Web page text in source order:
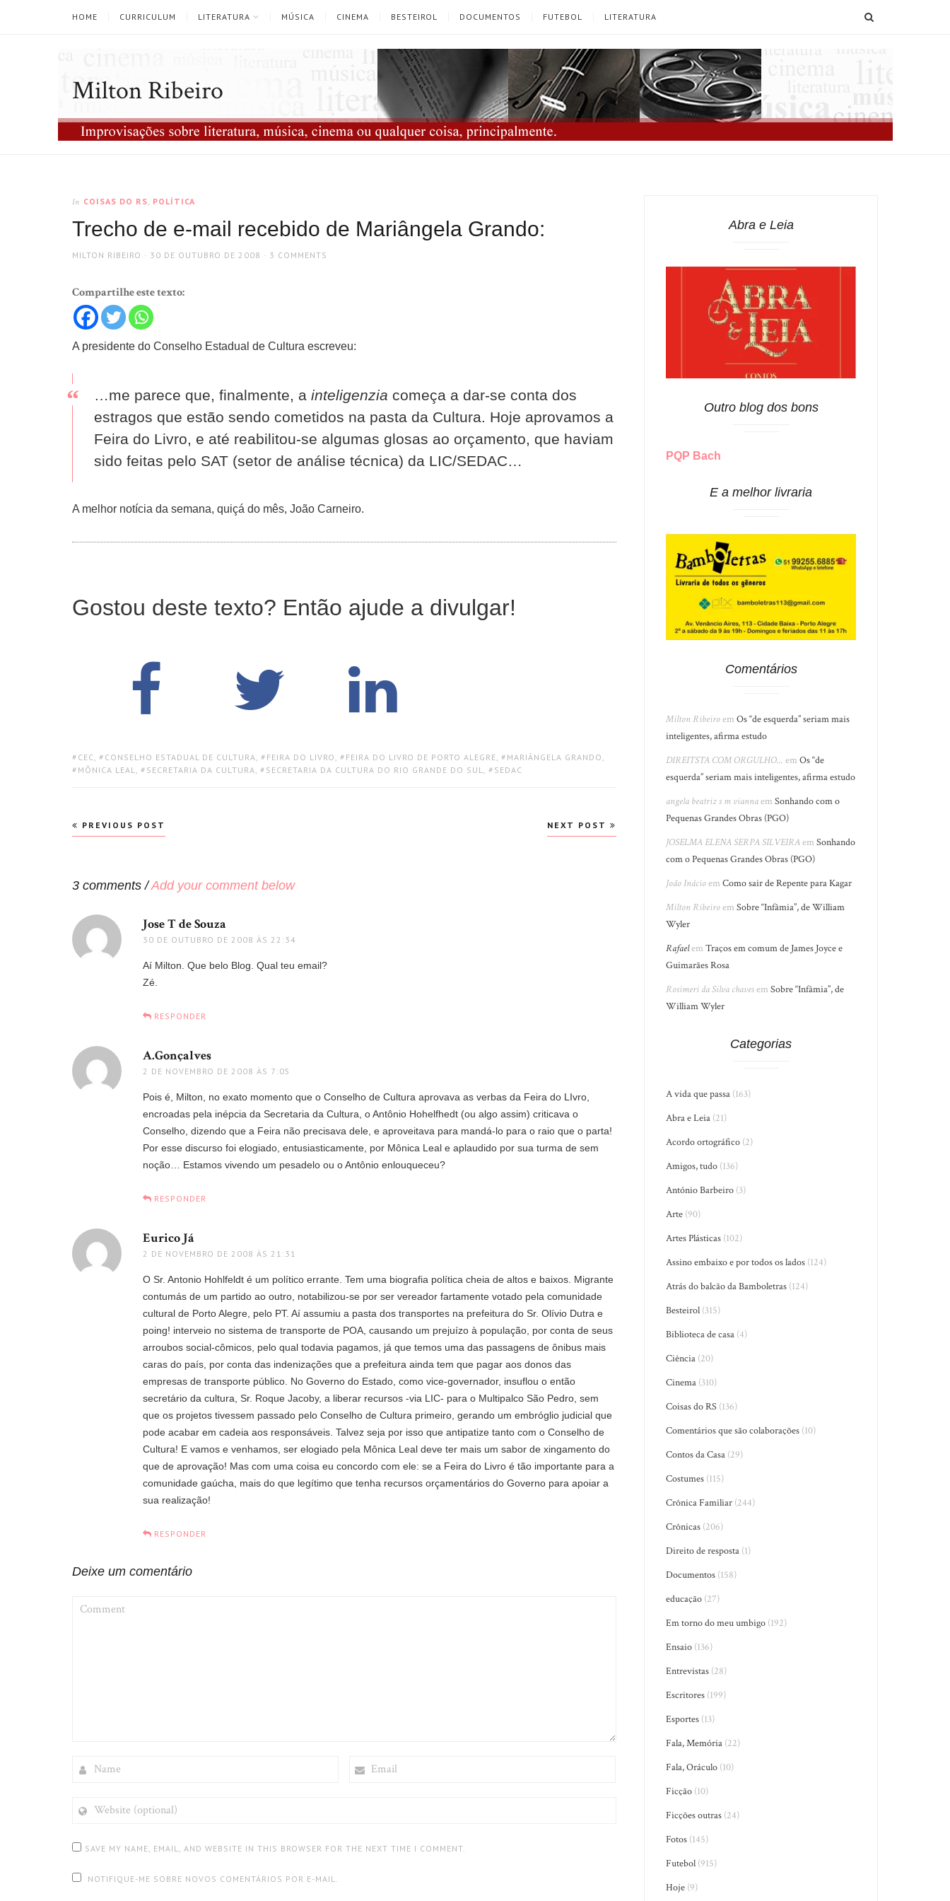
HOME CURRICULUM LITERATURA MÚSICA CINEMA BESTEIROL DOCUMENTOS FUTEBOL LITERATURA
Milton Ribeiro
In COISAS DO RS, POLÍTICA
Trecho de e-mail recebido de Mariângela Grando:
AUTHOR
MILTON RIBEIRO
POSTED
30 DE OUTUBRO DE 2008 3 COMMENTS
Compartilhe este texto:
A presidente do Conselho Estadual de Cultura escreveu:
…me parece que, finalmente, a inteligenzia começa a dar-se conta dos
estragos que estão sendo cometidos na pasta da Cultura. Hoje aprovamos a
Feira do Livro, e até reabilitou-se algumas glosas ao orçamento, que haviam
sido feitas pelo SAT (setor de análise técnica) da LIC/SEDAC…
A melhor notícia da semana, quiçá do mês, João Carneiro.
Gostou deste texto? Então ajude a divulgar!
TAGS:
CEC CONSELHO ESTADUAL DE CULTURA FEIRA DO LIVRO FEIRA DO LIVRO DE PORTO ALEGRE MARIÂNGELA GRANDO
MÔNICA LEAL
SECRETARIA DA CULTURA SECRETARIA DA CULTURA DO RIO GRANDE DO SUL SEDAC
Navegação
PREVIOUS POST NEXT POST
3 comments /Add your comment below
Jose T de Souza
30 DE OUTUBRO DE 2008 ÀS 22:34
Aí Milton. Que belo Blog. Qual teu email?
Zé.
RESPONDER
A.Gonçalves
2 DE NOVEMBRO DE 2008 ÀS 7:05
Pois é, Milton, no exato momento que o Conselho de Cultura aprovava as verbas da Feira do LIvro,
encroadas pela inépcia da Secretaria da Cultura, o Antônio Hohelfhedt (ou algo assim) criticava o
Conselho, dizendo que a Feira não precisava dele, e aproveitava para mandá-lo para o raio que o parta!
Por esse discurso foi elogiado, entusiasticamente, por Mônica Leal e aplaudido por sua turma de sem
noção… Estamos vivendo um pesadelo ou o Antônio enlouqueceu?
RESPONDER
Eurico Já
2 DE NOVEMBRO DE 2008 ÀS 21:31
O Sr. Antonio Hohlfeldt é um político errante. Tem uma biografia política cheia de altos e baixos. Migrante
contumás de um partido ao outro, notabilizou-se por ser vereador fartamente votado pela comunidade
cultural de Porto Alegre, pelo PT. Aí assumiu a pasta dos transportes na prefeitura do Sr. Olívio Dutra e
poing! interveio no sistema de transporte de POA, causando um prejuízo à população, por conta de seus
arroubos social-cômicos, pelo qual todavia pagamos, já que temos uma das passagens de ônibus mais
caras do país, por conta das indenizações que a prefeitura ainda tem que pagar aos donos das
empresas de transporte público. No Governo do Estado, como vice-governador, insuflou o então
secretário da cultura, Sr. Roque Jacoby, a liberar recursos -via LIC- para o Multipalco São Pedro, sem
que os projetos tivessem passado pelo Conselho de Cultura primeiro, gerando um embróglio judicial que
pode acabar em cadeia aos responsáveis. Talvez seja por isso que antipatize tanto com o Conselho de
Cultura! E vamos e venhamos, ser elogiado pela Mônica Leal deve ter mais um sabor de xingamento do
que de aprovação! Mas com uma coisa eu concordo com ele: se a Feira do Livro é tão importante para a
comunidade gaúcha, mais do que legítimo que tenha recursos orçamentários do Governo para apoiar a
sua realização!
RESPONDER
Deixe um comentário
(OPTIONAL)
SAVE MY NAME, EMAIL, AND WEBSITE IN THIS BROWSER FOR THE NEXT TIME I COMMENT.
NOTIFIQUE-ME SOBRE NOVOS COMENTÁRIOS POR E-MAIL.
Abra e Leia
Outro blog dos bons
PQP Bach
E a melhor livraria
Comentários
Milton RibeiroemOs “de esquerda” seriam mais
inteligentes, afirma estudo
DIREITSTA COM ORGULHO... emOs “de
esquerda” seriam mais inteligentes, afirma estudo
angela beatriz s m viannaemSonhando com o
Pequenas Grandes Obras (PGO)
JOSELMA ELENA SERPA SILVEIRAemSonhando
com o Pequenas Grandes Obras (PGO)
João InácioemComo sair de Repente para Kagar
Milton RibeiroemSobre “Infâmia”, de William
Wyler
RafaelemTraços em comum de James Joyce e
Guimarães Rosa
Rosimeri da Silva chavesemSobre “Infâmia”, de
William Wyler
Categorias
A vida que passa (163)
Abra e Leia (21)
Acordo ortográfico (2)
Amigos, tudo (136)
António Barbeiro (3)
Arte (90)
Artes Plásticas (102)
Assino embaixo e por todos os lados (124)
Atrás do balcão da Bamboletras (124)
Besteirol (315)
Biblioteca de casa (4)
Ciência (20)
Cinema (310)
Coisas do RS (136)
Comentários que são colaborações (10)
Contos da Casa (29)
Costumes (115)
Crônica Familiar (244)
Crônicas (206)
Direito de resposta (1)
Documentos (158)
educação (27)
Em torno do meu umbigo (192)
Ensaio (136)
Entrevistas (28)
Escritores (199)
Esportes (13)
Fala, Memória (22)
Fala, Oráculo (10)
Ficção (10)
Ficções outras (24)
Fotos (145)
Futebol (915)
Hoje (9)